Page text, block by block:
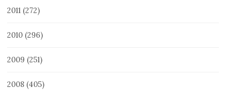
2011 (272)
2010 (296)
2009 (251)
2008 (405)